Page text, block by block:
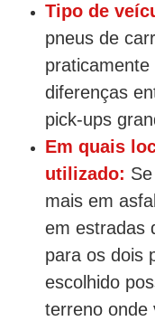
Tipo de
pneus de
diferenças
pick-ups
Em quais
utilizado:
mais em
em estradas
para os dois
escolhido
terreno onde